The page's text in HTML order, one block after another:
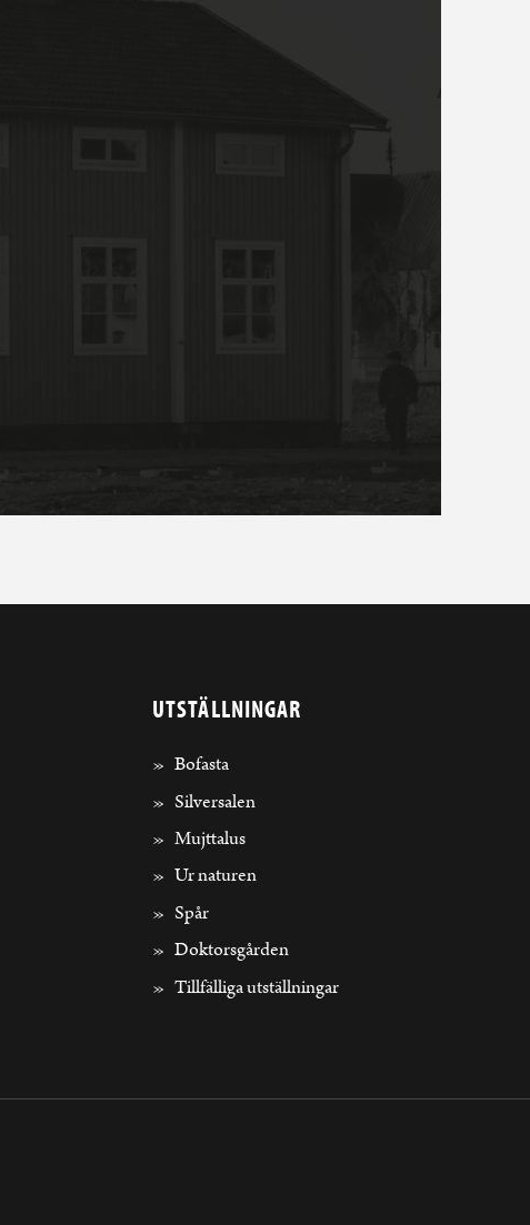
UTSTÄLLNINGAR
Bofasta
Silversalen
Mujttalus
Ur naturen
Spår
Doktorsgården
Tillfälliga utställningar